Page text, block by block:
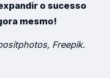
o sucesso
mesmo!
Freepik.